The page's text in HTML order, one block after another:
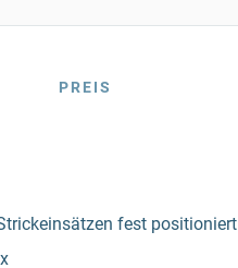
PREIS
fest positioniert